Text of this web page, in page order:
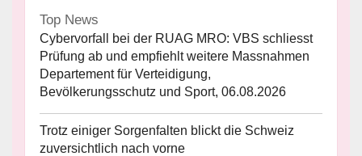
Top News
Cybervorfall bei der RUAG MRO: VBS schliesst
Prüfung ab und empfiehlt weitere Massnahmen
Departement für Verteidigung,
Bevölkerungsschutz und Sport, 06.08.2026
Trotz einiger Sorgenfalten blickt die Schweiz
zuversichtlich nach vorne